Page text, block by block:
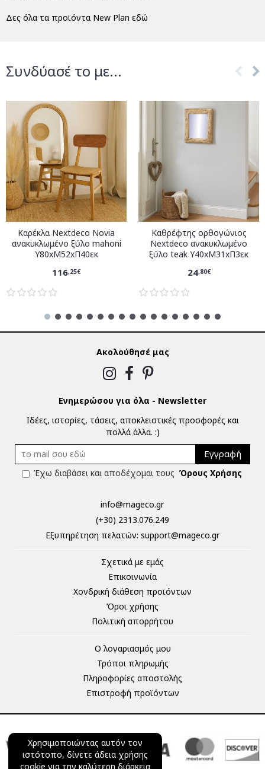
Δες όλα τα προϊόντα New Plan εδώ
Συνδύασέ το με...
Καρέκλα Nextdeco Novia
ανακυκλωμένο ξύλο mahoni
Υ80xM52xΠ40εκ
116,25€
Καθρέφτης ορθογώνιος
Nextdeco ανακυκλωμένο
ξύλο teak Υ40xM31xΠ3εκ
24,80€
Χρησιμοποιώντας αυτόν τον
ιστότοπο, δίνετε άδεια χρήσης
cookie για την καλύτερη διάρκεια
Ακολούθησέ μας
Ενημερώσου για όλα - Newsletter
Ιδέες, ιστορίες, τάσεις, αποκλειστικές προσφορές και
πολλά άλλα. :)
Εγγραφή
Έχω διαβάσει και αποδέχομαι τους Όρους Χρήσης
info@mageco.gr
(+30) 2313.076.249
Eξυπηρέτηση πελατών: support@mageco.gr
Σχετικά με εμάς
Επικοινωνία
Χονδρική διάθεση προϊόντων
Όροι χρήσης
Πολιτική απορρήτου
Ο λογαριασμός μου
Τρόποι πληρωμής
Πληροφορίες αποστολής
Επιστροφή προϊόντων